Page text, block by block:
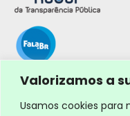
Valorizamos a
Usamos cookies para